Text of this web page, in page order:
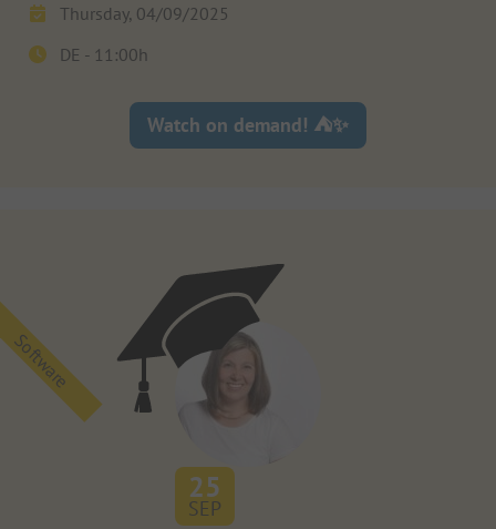
Thursday, 04/09/2025
DE - 11:00h
Watch on demand! ⛺✨
Software
25
SEP